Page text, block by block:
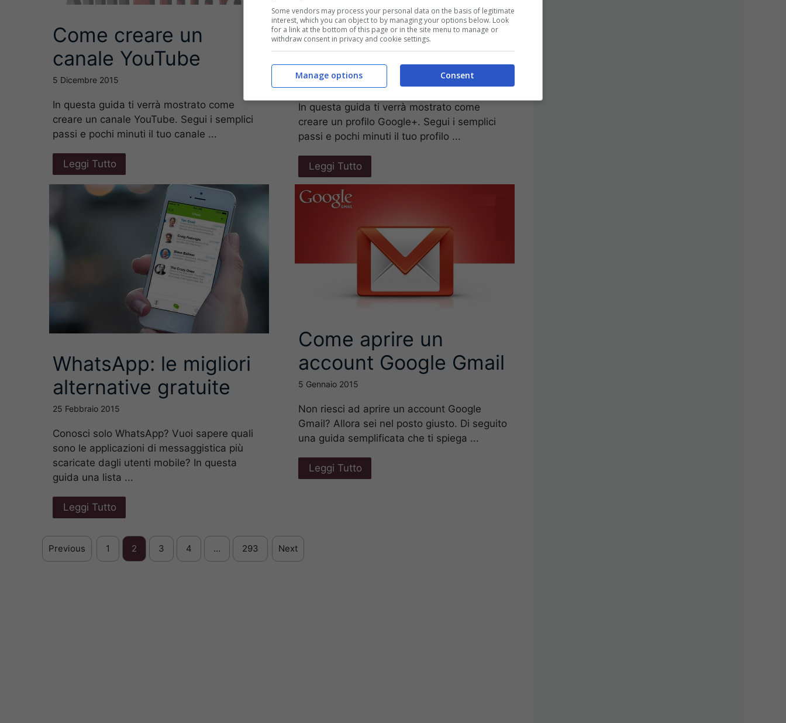
Come creare un
canale YouTube
5 Dicembre 2015
In questa guida ti verrà mostrato come
creare un canale YouTube. Segui i semplici
passi e pochi minuti il tuo canale ...
Leggi Tutto
Come creare un
profilo Google+
24 Settembre 2015
In questa guida ti verrà mostrato come
creare un profilo Google+. Segui i semplici
passi e pochi minuti il tuo profilo ...
Leggi Tutto
WhatsApp: le migliori
alternative gratuite
25 Febbraio 2015
Conosci solo WhatsApp? Vuoi sapere quali
sono le applicazioni di messaggistica più
scaricate dagli utenti mobile? In questa
guida una lista ...
Leggi Tutto
Come aprire un
account Google Gmail
5 Gennaio 2015
Non riesci ad aprire un account Google
Gmail? Allora sei nel posto giusto. Di seguito
una guida semplificata che ti spiega ...
Leggi Tutto
Previous 1 2 3 4 … 293 Next
Some vendors may process your personal data on the basis of legitimate
interest, which you can object to by managing your options below. Look
for a link at the bottom of this page or in the site menu to manage or
withdraw consent in privacy and cookie settings.
Consent
Manage options